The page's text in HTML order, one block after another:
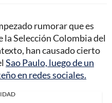
rumorar que es
Selección Colombia del
han causado cierto
Sao Paulo, luego de un
en redes sociales.